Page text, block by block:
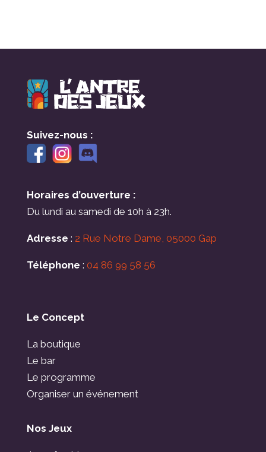
Suivez-nous :
Horaires d’ouverture :
Du lundi au samedi de 10h à 23h.
Adresse : 2 Rue Notre Dame, 05000 Gap
Téléphone : 04 86 99 58 56
Le Concept
La boutique
Le bar
Le programme
Organiser un événement
Nos Jeux